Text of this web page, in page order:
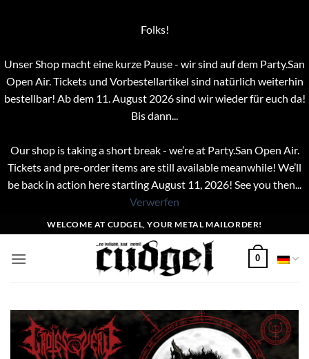
Folks!
Unser Shop macht eine kurze Pause - wir sind auf dem Party.San
Open Air. Tickets und Vorbestellartikel sind natürlich weiterhin
bestellbar! Ab dem 11. August 2026 sind wir wieder für euch da!
Bis dann...
Our shop is taking a short break - we’re at Party.San Open Air.
Tickets and pre-order items are still available meanwhile! We’ll
be back in action here starting August 11, 2026! See you then...
Verwerfen
Inhalt
springen
WELCOME AT CUDGEL, YOUR METAL MAILORDER!
0